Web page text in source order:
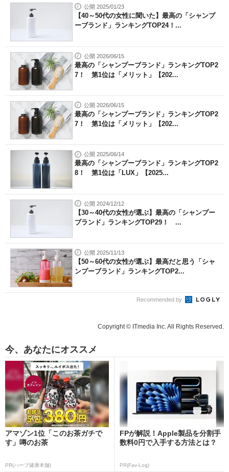
公開 2025/01/23
【40～50代の女性に聞いた】最高の「シャンプ
ーブランド」ランキングTOP24！...
公開 2026/06/15
最高の「シャンプーブランド」ランキングTOP2
7！ 第1位は「メリット」【202...
公開 2026/06/15
最高の「シャンプーブランド」ランキングTOP2
7！ 第1位は「メリット」【202...
公開 2025/06/14
最高の「シャンプーブランド」ランキングTOP2
8！ 第1位は「LUX」【2025...
公開 2024/12/12
【30～40代の女性が選ぶ】最高の「シャンプー
ブランド」ランキングTOP29！ ...
公開 2025/11/13
【50～60代の女性が選ぶ】最高だと思う「シャ
ンプーブランド」ランキングTOP2...
Recommended by
Copyright © ITmedia Inc. All Rights Reserved.
今、あなたにオススメ
アマゾン1位「このお茶ガチで
す」噂のお茶
PR(ハーブ健康本舗)
FPが解説！Apple製品を分割手
数料0円で入手する方法とは？
PR(Fav-Log)